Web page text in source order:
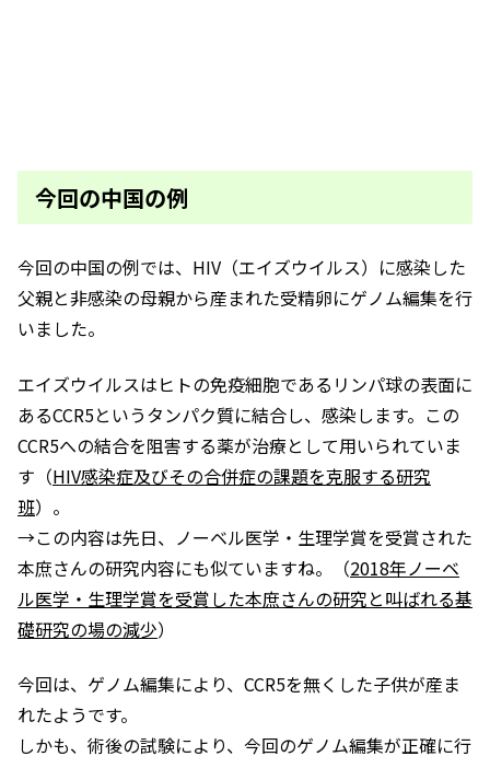
今回の中国の例
今回の中国の例では、HIV（エイズウイルス）に感染した
父親と非感染の母親から産まれた受精卵にゲノム編集を行
いました。
エイズウイルスはヒトの免疫細胞であるリンパ球の表面に
あるCCR5というタンパク質に結合し、感染します。この
CCR5への結合を阻害する薬が治療として用いられていま
す（HIV感染症及びその合併症の課題を克服する研究
班）。
→この内容は先日、ノーベル医学・生理学賞を受賞された
本庶さんの研究内容にも似ていますね。（2018年ノーベ
ル医学・生理学賞を受賞した本庶さんの研究と叫ばれる基
礎研究の場の減少）
今回は、ゲノム編集により、CCR5を無くした子供が産ま
れたようです。
しかも、術後の試験により、今回のゲノム編集が正確に行